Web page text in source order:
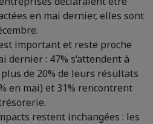
en mai dernier, elles sont
important et reste proche
dernier : 47% s’attendent à
de 20% de leurs résultats
en mai) et 31% rencontrent
restent inchangées : les